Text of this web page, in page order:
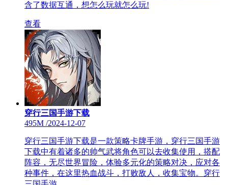
含了数据互通，想怎么玩就怎么玩!
查看
穿行三国手游下载
495M /2024-12-07
穿行三国手游下载是一款策略卡牌手游，穿行三国手游
下载中有着诸多的帅气武将角色可以去收集使用，搭配
阵容，无尽世界冒险，体验多元化的策略对决，应对各
种事件，在这里热血战斗，打败敌人，收集宝物。穿行